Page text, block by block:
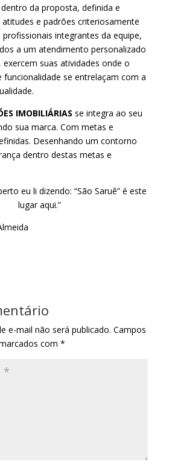
da proposta, definida e
e padrões criteriosamente
profissionais integrantes da equipe,
a um atendimento personalizado
exercem suas atividades onde o
funcionalidade se entrelaçam com a
IMOBILIÁRIAS se integra ao seu
sua marca. Com metas e
Desenhando um contorno
dentro destas metas e
eu li dizendo: “São Saruê” é este
lugar aqui.”
e-mail não será publicado. Campos
com *